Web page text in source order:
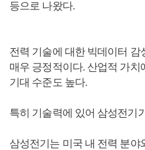
등으로 나왔다.
전력 기술에 대한 빅데이터 감
매우 긍정적이다. 산업적 가치
기대 수준도 높다.
특히 기술력에 있어 삼성전기
삼성전기는 미국 내 전력 분야